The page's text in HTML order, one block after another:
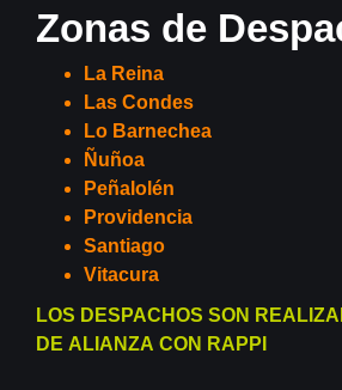
Zonas de
La Reina
Las Condes
Lo Barnechea
Ñuñoa
Peñalolén
Providencia
Santiago
Vitacura
LOS DESPACHOS SON
DE ALIANZA CON RAPPI